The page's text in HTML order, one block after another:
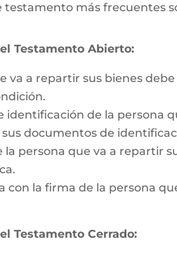
testamento más frecuentes
Testamento Abierto:
va a repartir sus bienes
identificación de la persona
sus documentos de
la persona que va a repartir
con la firma de la persona
Testamento Cerrado: